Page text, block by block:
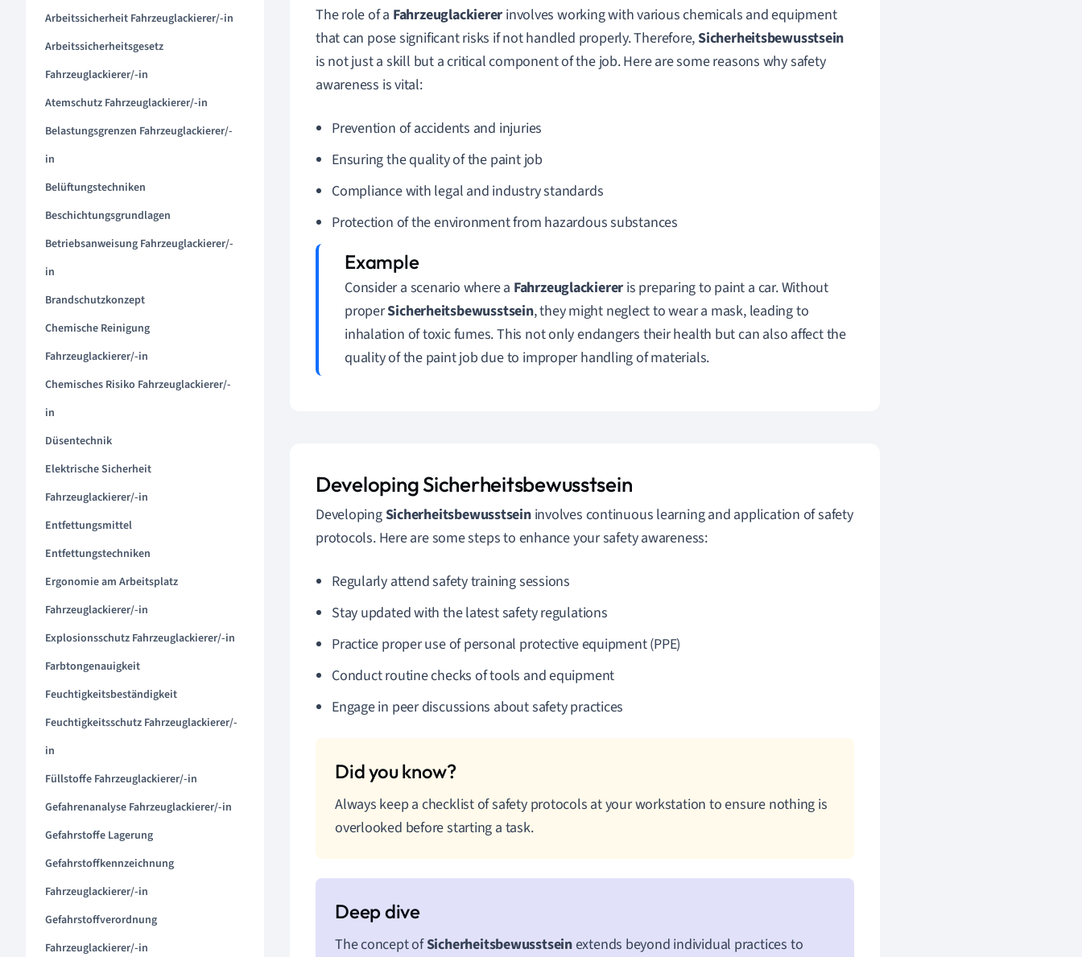
Arbeitssicherheit Fahrzeuglackierer/-in
Arbeitssicherheitsgesetz
Fahrzeuglackierer/-in
Atemschutz Fahrzeuglackierer/-in
Belastungsgrenzen Fahrzeuglackierer/-
in
Belüftungstechniken
Beschichtungsgrundlagen
Betriebsanweisung Fahrzeuglackierer/-
in
Brandschutzkonzept
Chemische Reinigung
Fahrzeuglackierer/-in
Chemisches Risiko Fahrzeuglackierer/-
in
Düsentechnik
Elektrische Sicherheit
Fahrzeuglackierer/-in
Entfettungsmittel
Entfettungstechniken
Ergonomie am Arbeitsplatz
Fahrzeuglackierer/-in
Explosionsschutz Fahrzeuglackierer/-in
Farbtongenauigkeit
Feuchtigkeitsbeständigkeit
Feuchtigkeitsschutz Fahrzeuglackierer/-
in
Füllstoffe Fahrzeuglackierer/-in
Gefahrenanalyse Fahrzeuglackierer/-in
Gefahrstoffe Lagerung
Gefahrstoffkennzeichnung
Fahrzeuglackierer/-in
Gefahrstoffverordnung
Fahrzeuglackierer/-in
The role of a Fahrzeuglackierer involves working with various chemicals and equipment
that can pose significant risks if not handled properly. Therefore,Sicherheitsbewusstsein
is not just a skill but a critical component of the job. Here are some reasons why safety
awareness is vital:
Prevention of accidents and injuries
Ensuring the quality of the paint job
Compliance with legal and industry standards
Protection of the environment from hazardous substances
Consider a scenario where a Fahrzeuglackierer is preparing to paint a car. Without
properSicherheitsbewusstsein, they might neglect to wear a mask, leading to
inhalation of toxic fumes. This not only endangers their health but can also affect the
quality of the paint job due to improper handling of materials.
Developing Sicherheitsbewusstsein
DevelopingSicherheitsbewusstseininvolves continuous learning and application of safety
protocols. Here are some steps to enhance your safety awareness:
Regularly attend safety training sessions
Stay updated with the latest safety regulations
Practice proper use of personal protective equipment (PPE)
Conduct routine checks of tools and equipment
Engage in peer discussions about safety practices
Always keep a checklist of safety protocols at your workstation to ensure nothing is
overlooked before starting a task.
The concept ofSicherheitsbewusstseinextends beyond individual practices to